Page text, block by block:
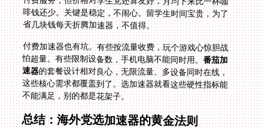
省几块钱每天折腾加速器，不值得。
付费加速器也有坑。有些按流量收费，玩个游戏心惊胆战
怕超量。有些限制设备数，手机电脑不能同时用。番茄加
速器的套餐设计相对良心，无限流量、多设备同时在线，
这些核心需求都覆盖到了。选加速器就看这些硬性指标能
不能满足，别的都是花架子。
总结：海外党选加速器的黄金法则